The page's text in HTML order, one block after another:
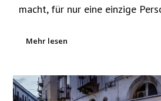
macht, für nur eine einzige
Mehr lesen